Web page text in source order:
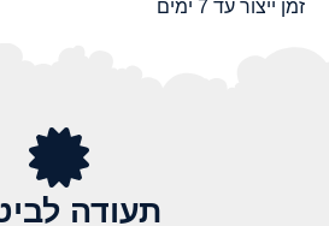
זמן ייצור עד 7 ימים
תעודה